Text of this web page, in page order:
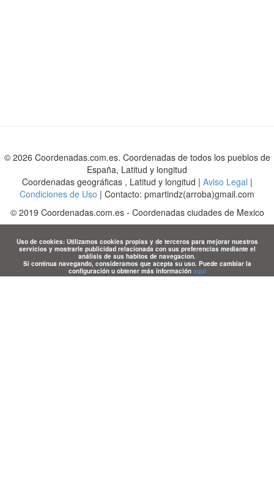
© 2026 Coordenadas.com.es. Coordenadas de todos los pueblos de
España, Latitud y longitud
Coordenadas geográficas , Latitud y longitud | Aviso Legal |
Condiciones de Uso | Contacto: pmartindz(arroba)gmail.com
© 2019 Coordenadas.com.es- Coordenadas ciudades de Mexico
Uso de cookies: Utilizamos cookies propias y de terceros para mejorar nuestros
servicios y mostrarle publicidad relacionada con sus preferencias mediante el
análisis de sus habitos de navegacion.
Si continua navegando, consideramos que acepta su uso. Puede cambiar la
configuración u obtener más información aqui